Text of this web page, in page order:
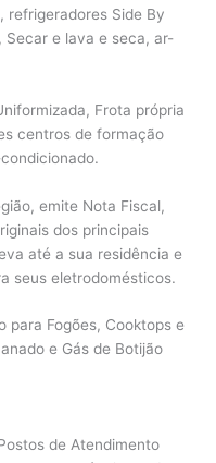
refrigeradores Side By
Secar e lava e seca, ar-
Frota própria
centros de formação
emite Nota Fiscal,
dos principais
até a sua residência e
seus eletrodomésticos.
para Fogões, Cooktops e
e Gás de Botijão
de Atendimento